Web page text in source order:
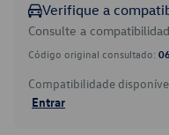
Verifique a
Consulte a
Código original consultado:
Compatibilidade
Entrar